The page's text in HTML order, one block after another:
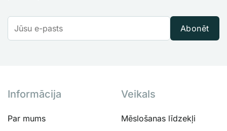
Abonēt
Informācija
Par mums
Veikals
Mēslošanas līdzekļi